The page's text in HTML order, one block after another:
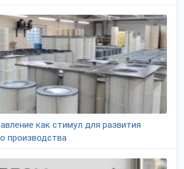
как стимул для развития
производства